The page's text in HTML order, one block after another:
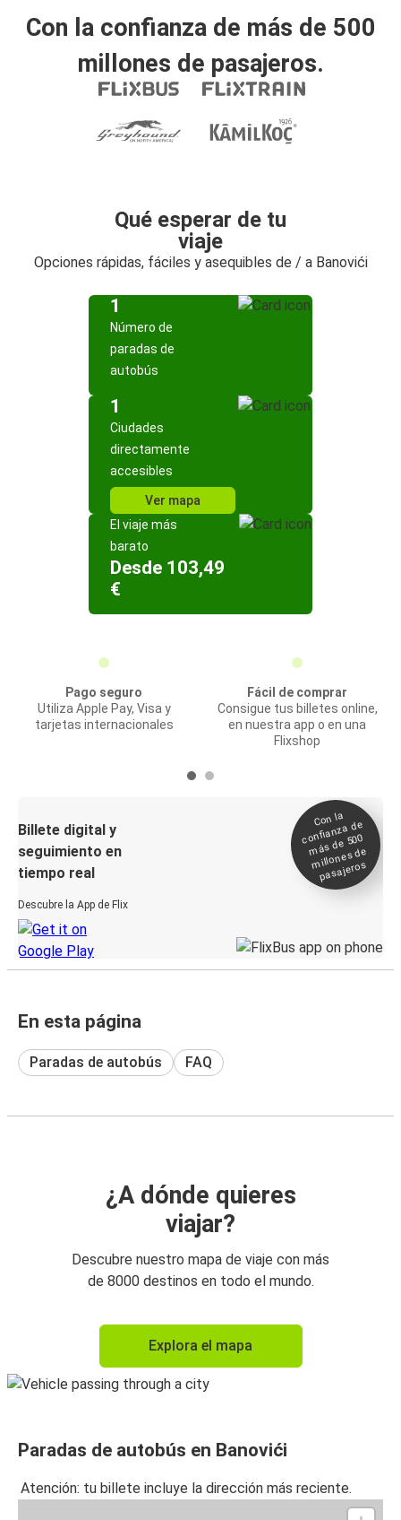
Con la confianza de más de 500
millones de pasajeros.
Qué esperar de tu
viaje
Opciones rápidas, fáciles y asequibles de / a Banovići
1
Número de
paradas de
autobús
1
Ciudades
directamente
accesibles
Ver mapa
El viaje más
barato
Desde 103,49
€
Pago seguro
Utiliza Apple Pay, Visa y
tarjetas internacionales
Fácil de comprar
Consigue tus billetes online,
en nuestra app o en una
Flixshop
Billete digital y
seguimiento en
tiempo real
Descubre la App de Flix
Con la
confianza de
más de 500
millones de
pasajeros
En esta página
Paradas de autobús FAQ
¿A dónde quieres
viajar?
Descubre nuestro mapa de viaje con más
de 8000 destinos en todo el mundo.
Explora el mapa
Paradas de autobús en Banovići
Atención: tu billete incluye la dirección más reciente.